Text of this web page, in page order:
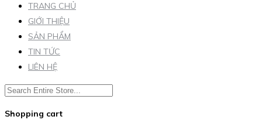
TRANG CHỦ
GIỚI THIỆU
SẢN PHẨM
TIN TỨC
LIÊN HỆ
Shopping cart